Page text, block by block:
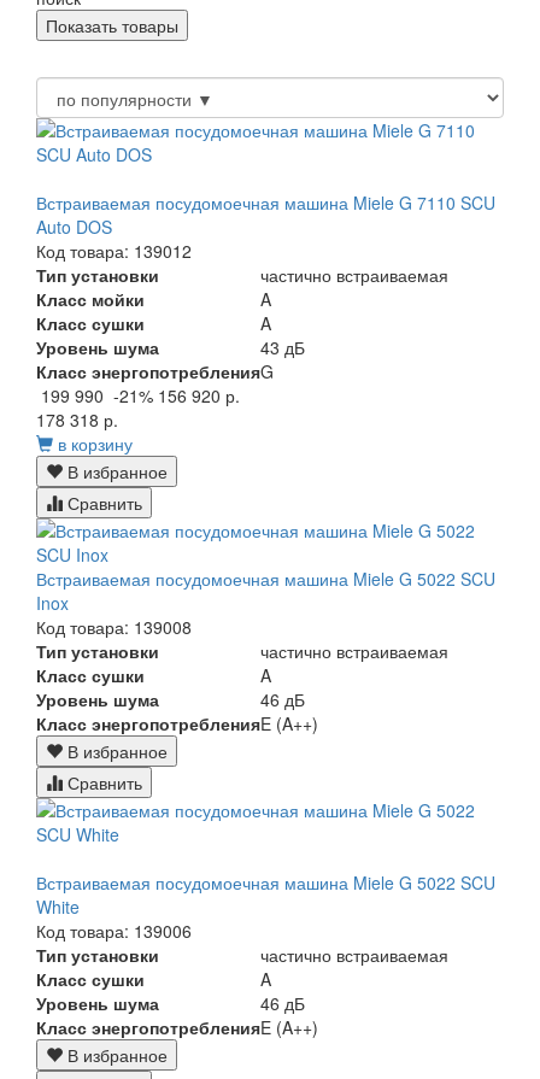
Встраиваемая посудомоечная машина Miele G 7110 SCU
Auto DOS
Код товара: 139012
Тип установки
частично встраиваемая
Класс мойки
A
Класс сушки
A
Уровень шума
43 дБ
Класс энергопотребленияG
199 990 -21% 156 920 р.
178 318 р.
в корзину
В избранное
Сравнить
Встраиваемая посудомоечная машина Miele G 5022 SCU
Inox
Код товара: 139008
Тип установки
частично встраиваемая
Класс сушки
A
Уровень шума
46 дБ
Класс энергопотребленияE (A++)
В избранное
Сравнить
Встраиваемая посудомоечная машина Miele G 5022 SCU
White
Код товара: 139006
Тип установки
частично встраиваемая
Класс сушки
A
Уровень шума
46 дБ
Класс энергопотребленияE (A++)
В избранное